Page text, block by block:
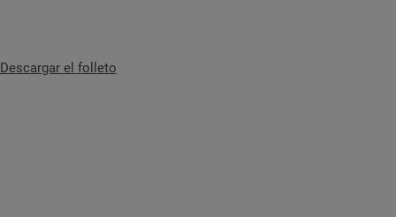
Descargar el folleto